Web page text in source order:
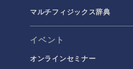
マルチフィジックス辞典
イベント
オンラインセミナー